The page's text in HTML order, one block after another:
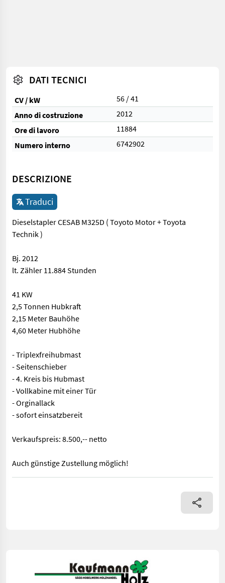
DATI TECNICI
CV / kW
56 / 41
Anno di costruzione
2012
Ore di lavoro
11884
Numero interno
6742902
DESCRIZIONE
Traduci
Dieselstapler CESAB M325D ( Toyoto Motor + Toyota
Technik )
Bj. 2012
lt. Zähler 11.884 Stunden
41 KW
2,5 Tonnen Hubkraft
2,15 Meter Bauhöhe
4,60 Meter Hubhöhe
- Triplexfreihubmast
- Seitenschieber
- 4. Kreis bis Hubmast
- Vollkabine mit einer Tür
- Orginallack
- sofort einsatzbereit
Verkaufspreis: 8.500,-- netto
Auch günstige Zustellung möglich!
Dieselstapler CESAB M325D ( Toyoto Motor + Toyota Technik